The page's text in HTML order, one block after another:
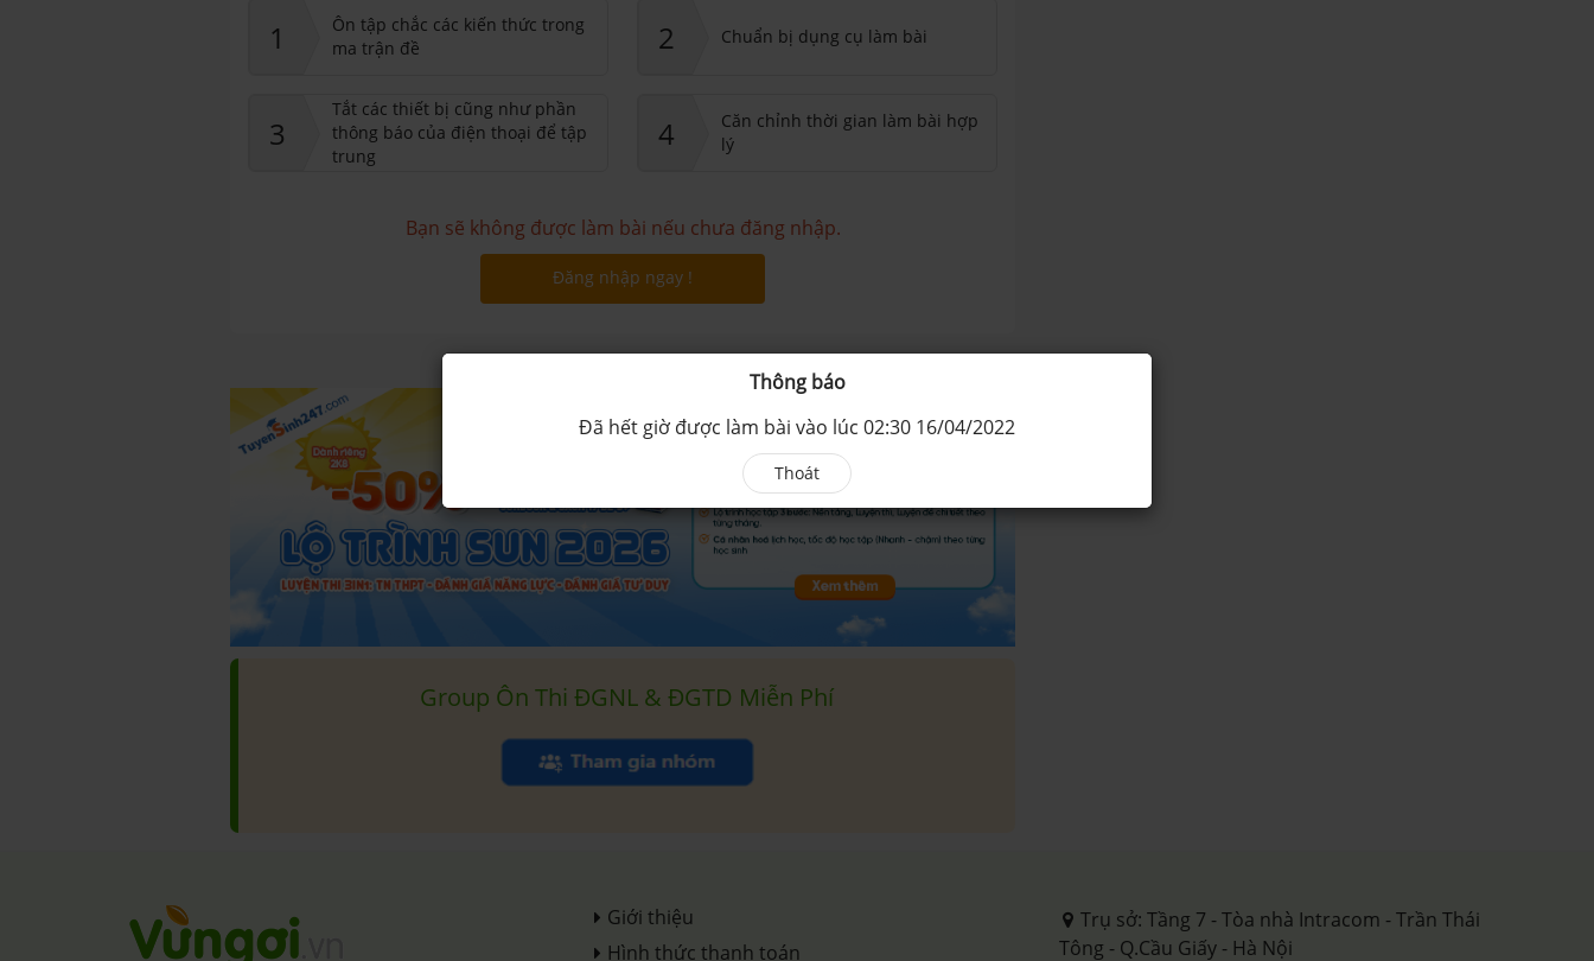
1
Ôn tập chắc các kiến thức trong
ma trận đề
2 Chuẩn bị dụng cụ làm bài
3
Tắt các thiết bị cũng như phần
thông báo của điện thoại để tập
trung
4
Căn chỉnh thời gian làm bài hợp
lý
Bạn sẽ không được làm bài nếu chưa đăng nhập.
Đăng nhập ngay !
Group Ôn Thi ĐGNL & ĐGTD Miễn Phí
Giới thiệu
Hình thức thanh toán
Trụ sở: Tầng 7 - Tòa nhà Intracom - Trần Thái
Tông - Q.Cầu Giấy - Hà Nội
Thông báo
Đã hết giờ được làm bài vào lúc 02:30 16/04/2022
Thoát